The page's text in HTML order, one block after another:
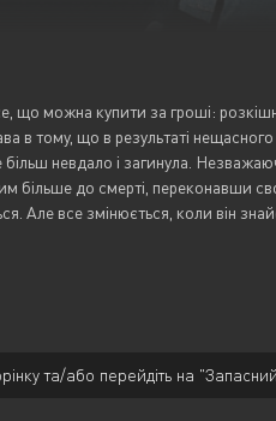
що можна купити за гроші:
в тому, що в результаті
невдало і загинула.
більше до смерті, переконавши
Але все змінюється, коли він
та/або перейдіть на